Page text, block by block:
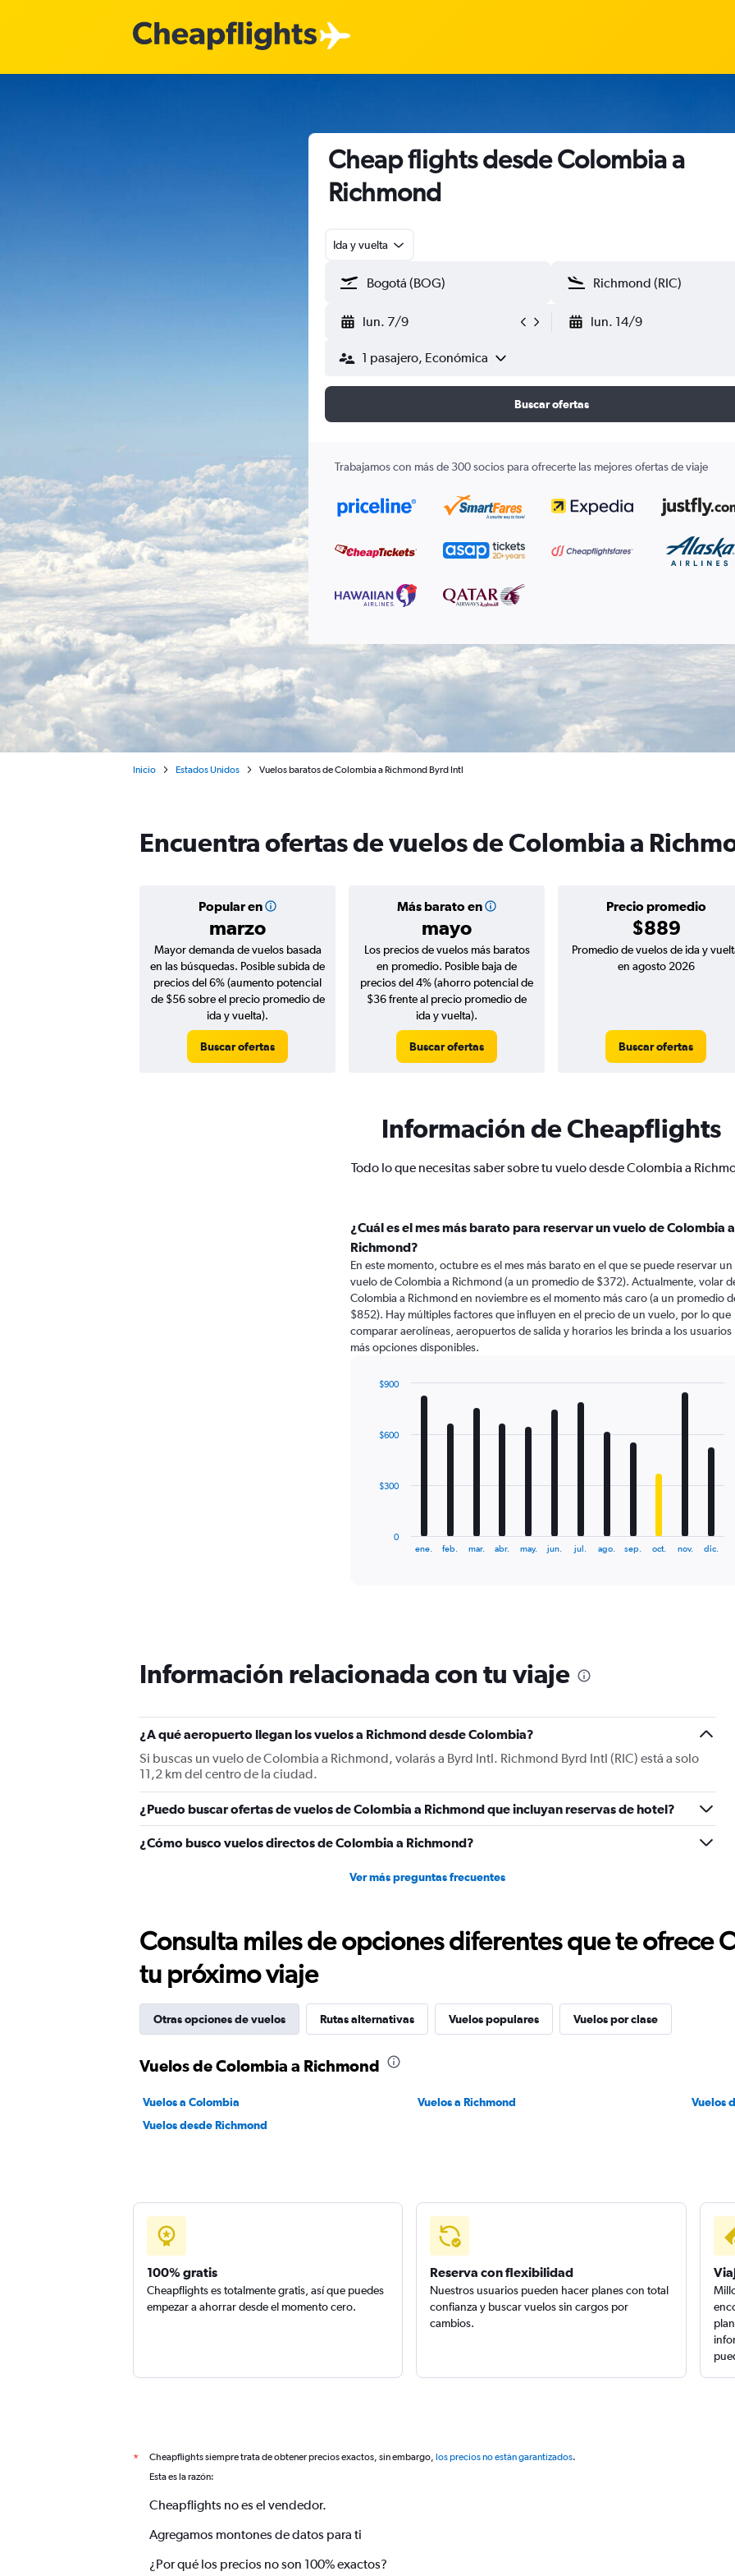
Cheap flights desde Colombia a
Richmond
Ida y vuelta
lun. 7/9 lun. 14/9
1 pasajero, Económica
Buscar ofertas
Trabajamos con más de 300 socios para ofrecerte las mejores ofertas de viaje
Inicio Estados Unidos Vuelos baratos de Colombia a Richmond Byrd Intl
Encuentra ofertas de vuelos de Colombia a
Popular en
marzo
Más barato en
mayo
Precio promedio
$889
Mayor demanda de vuelos basada
en las búsquedas. Posible subida de
precios del 6% (aumento potencial
de $56 sobre el precio promedio de
ida y vuelta).
Buscar ofertas
Los precios de vuelos más baratos
en promedio. Posible baja de
precios del 4% (ahorro potencial de
$36 frente al precio promedio de
ida y vuelta).
Buscar ofertas
Promedio de vuelos de ida y
en agosto 2026
Buscar ofertas
Información de Cheapflights
Todo lo que necesitas saber sobre tu vuelo desde Colombia a
¿Cuál es el mes más barato para reservar un vuelo de Colombia a
Richmond?
En este momento, octubre es el mes más barato en el que se puede reservar un
vuelo de Colombia a Richmond (a un promedio de $372). Actualmente, volar
Colombia a Richmond en noviembre es el momento más caro (a un promedio
$852). Hay múltiples factores que influyen en el precio de un vuelo, por lo que
comparar aerolíneas, aeropuertos de salida y horarios les brinda a los usuarios
más opciones disponibles.
12
The
chart
has
Y
axis
displaying
values.
0
to
900.
ene. feb. mar. abr. may. jun. jul. ago. sep. oct. nov. dic.
0
$300
$600
$900
Información relacionada con tu viaje
¿A qué aeropuerto llegan los vuelos a Richmond desde Colombia?
Si buscas un vuelo de Colombia a Richmond, volarás a Byrd Intl. Richmond Byrd Intl (RIC) está a solo
11,2 km del centro de la ciudad.
¿Puedo buscar ofertas de vuelos de Colombia a Richmond que incluyan reservas de hotel?
¿Cómo busco vuelos directos de Colombia a Richmond?
Ver más preguntas frecuentes
Consulta miles de opciones diferentes que te ofrece
tu próximo viaje
Otras opciones de vuelos Rutas alternativas Vuelos populares Vuelos por clase
Vuelos de Colombia a Richmond
Vuelos a Colombia Vuelos a Richmond
Vuelos
Vuelos desde Richmond
100% gratis
Cheapflights es totalmente gratis, así que puedes
empezar a ahorrar desde el momento cero.
Reserva con flexibilidad
Nuestros usuarios pueden hacer planes con total
confianza y buscar vuelos sin cargos por
cambios.
* Cheapflights siempre trata de obtener precios exactos, sin embargo, los precios no están garantizados.
Esta es la razón:
Cheapflights no es el vendedor.
Agregamos montones de datos para ti
¿Por qué los precios no son 100% exactos?